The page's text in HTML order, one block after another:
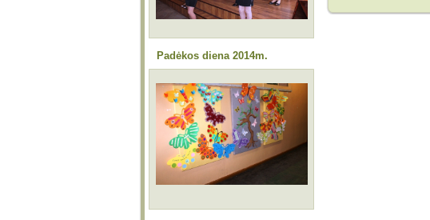
Padėkos diena 2014m.